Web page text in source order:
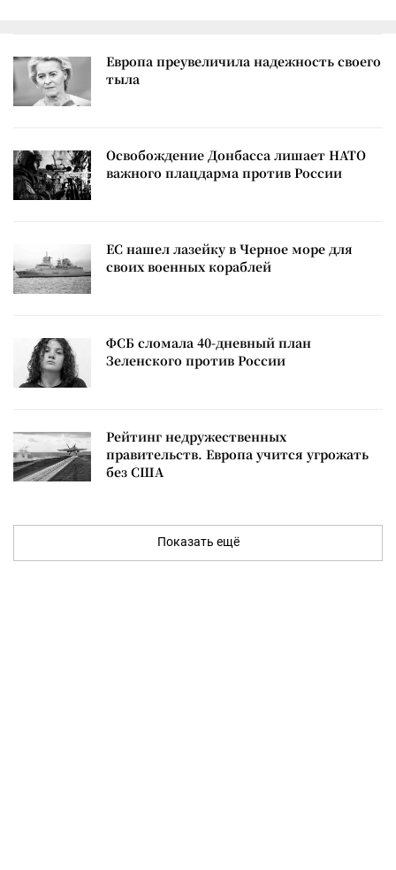
Европа преувеличила надежность своего
тыла
Освобождение Донбасса лишает НАТО
важного плацдарма против России
ЕС нашел лазейку в Черное море для
своих военных кораблей
ФСБ сломала 40-дневный план
Зеленского против России
Рейтинг недружественных
правительств. Европа учится угрожать
без США
Показать ещё